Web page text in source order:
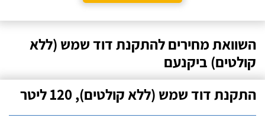
השוואת מחירים להתקנת דוד שמש (ללא
קולטים) ביקנעם
התקנת דוד שמש (ללא קולטים), 120 ליטר